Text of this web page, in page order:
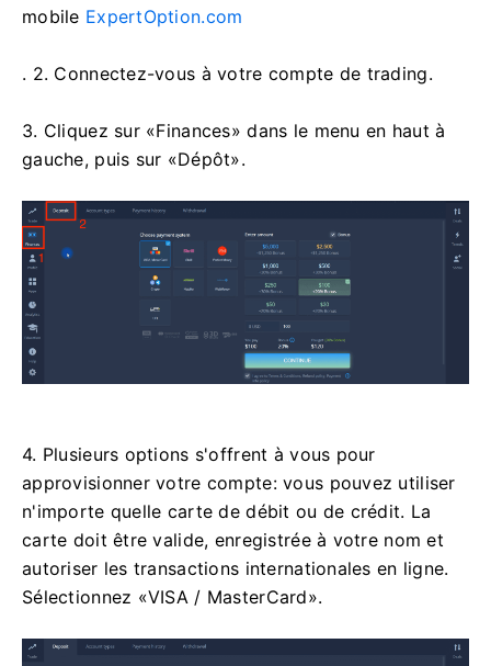
mobile ExpertOption.com
. 2. Connectez-vous à votre compte de trading.
3. Cliquez sur «Finances» dans le menu en haut à
gauche, puis sur «Dépôt».
4. Plusieurs options s'offrent à vous pour
approvisionner votre compte: vous pouvez utiliser
n'importe quelle carte de débit ou de crédit. La
carte doit être valide, enregistrée à votre nom et
autoriser les transactions internationales en ligne.
Sélectionnez «VISA / MasterCard».